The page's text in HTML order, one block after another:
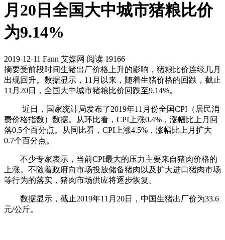
月20日全国大中城市猪粮比价
为9.14%
2019-12-11 Fann 艾媒网 阅读 19166
摘要受前段时间生猪出厂价格上升的影响，猪粮比价连续几月
出现回升。数据显示，11月以来，随着生猪价格的回跌，截止
11月20日，全国大中城市猪粮比价回跌至9.14%。
近日，国家统计局发布了2019年11月份全国CPI（居民消
费价格指数）数据。从环比看，CPI上涨0.4%，涨幅比上月回
落0.5个百分点。从同比看，CPI上涨4.5%，涨幅比上月扩大
0.7个百分点。
不少专家表示，当前CPI最大的压力主要来自猪肉价格的
上涨。不随着政府向市场投放储备猪肉以及扩大进口猪肉市场
等行为的落实，猪肉市场供应将逐步恢复。
数据显示，截止2019年11月20日，中国生猪出厂价为33.6
元/公斤。